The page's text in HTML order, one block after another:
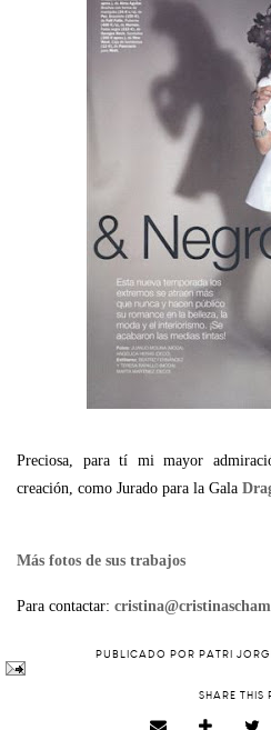
Preciosa, para tí mi mayor
creación, como Jurado para la Gala
Más fotos de sus trabajos
Para contactar:
PUBLICADO POR PATRI
SHARE THIS